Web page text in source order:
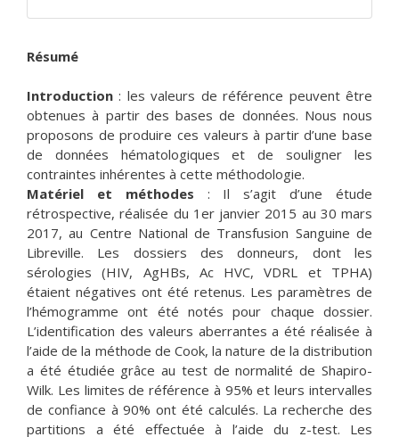
Résumé
Introduction : les valeurs de référence peuvent être
obtenues à partir des bases de données. Nous nous
proposons de produire ces valeurs à partir d’une base
de données hématologiques et de souligner les
contraintes inhérentes à cette méthodologie.
Matériel et méthodes : Il s’agit d’une étude
rétrospective, réalisée du 1er janvier 2015 au 30 mars
2017, au Centre National de Transfusion Sanguine de
Libreville. Les dossiers des donneurs, dont les
sérologies (HIV, AgHBs, Ac HVC, VDRL et TPHA)
étaient négatives ont été retenus. Les paramètres de
l’hémogramme ont été notés pour chaque dossier.
L’identification des valeurs aberrantes a été réalisée à
l’aide de la méthode de Cook, la nature de la distribution
a été étudiée grâce au test de normalité de Shapiro-
Wilk. Les limites de référence à 95% et leurs intervalles
de confiance à 90% ont été calculés. La recherche des
partitions a été effectuée à l’aide du z-test. Les